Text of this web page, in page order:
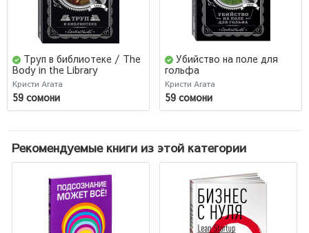
Труп в библиотеке / The
Body in the Library
Кристи Агата
59 сомони
Убийство на поле для
гольфа
Кристи Агата
59 сомони
Рекомендуемые книги из этой категории